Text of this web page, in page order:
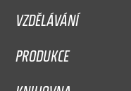
VZDĚLÁVÁNÍ
PRODUKCE